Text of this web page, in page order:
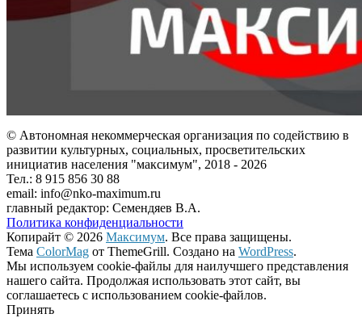
© Автономная некоммерческая организация по содействию в
развитии культурных, социальных, просветительских
инициатив населения "максимум", 2018 - 2026
Тел.: 8 915 856 30 88
email: info@nko-maximum.ru
главный редактор: Семендяев В.А.
Политика конфиденциальности
Копирайт © 2026 Максимум. Все права защищены.
Тема ColorMag от ThemeGrill. Создано на WordPress.
Мы используем cookie-файлы для наилучшего представления
нашего сайта. Продолжая использовать этот сайт, вы
соглашаетесь с использованием cookie-файлов.
Принять